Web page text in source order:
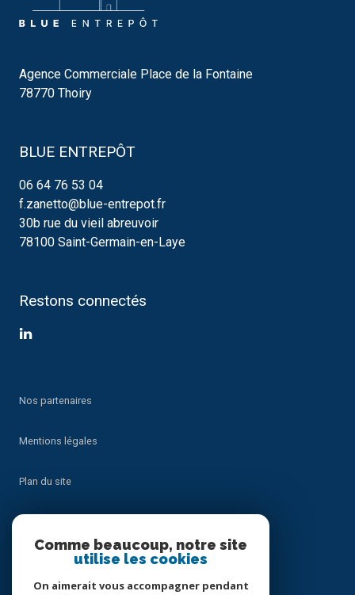
Agence Commerciale Place de la Fontaine
78770 Thoiry
BLUE ENTREPÔT
06 64 76 53 04
f.zanetto@blue-entrepot.fr
30b rue du vieil abreuvoir
78100 Saint-Germain-en-Laye
Restons connectés
Nos partenaires
Mentions légales
Plan du site
Nos honoraires
Comme beaucoup, notre site
utilise les cookies
On aimerait vous accompagner pendant